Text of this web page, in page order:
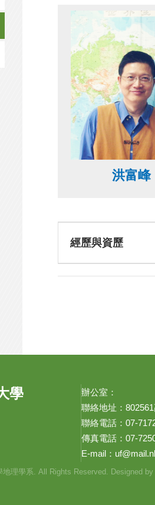
洪富峰
經歷與資歷
學
辦公室：
聯絡地址：
聯絡電話：07-
傳真電話：07-
E-mail：
理學系. All Rights Reserved. Designed by